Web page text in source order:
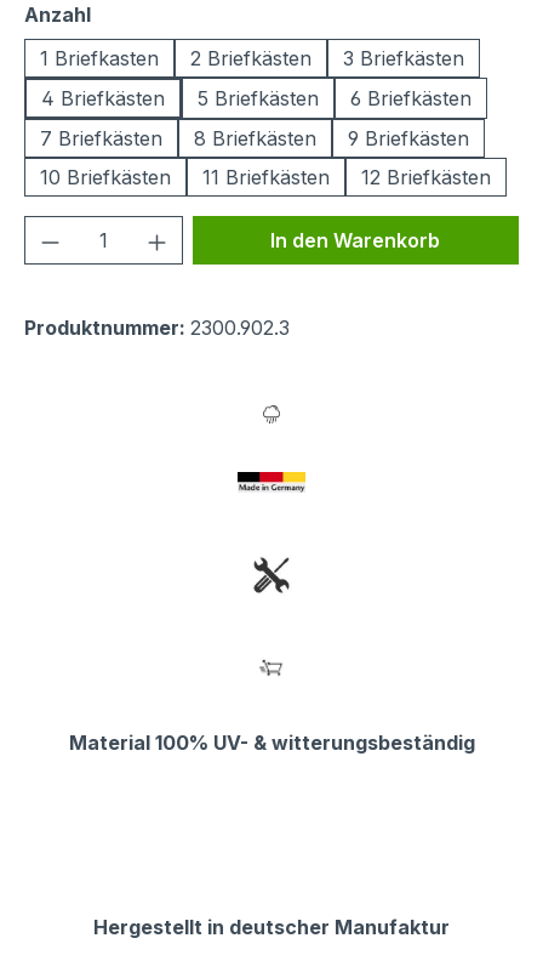
Anzahlauswählen
1 Briefkasten
2 Briefkästen
3 Briefkästen
4 Briefkästen
5 Briefkästen
6 Briefkästen
7 Briefkästen
8 Briefkästen
9 Briefkästen
10 Briefkästen
11 Briefkästen 12 Briefkästen
Produkt Anzahl: Gib denIn den Warenkorb
Produktnummer: 2300.902.3
Material 100% UV- & witterungsbeständig
Hergestellt in deutscher Manufaktur